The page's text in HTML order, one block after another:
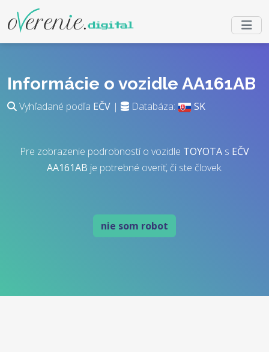
Informácie o vozidle AA161AB
Vyhľadané podľa EČV | Databáza: SK
Pre zobrazenie podrobností o vozidle TOYOTA s EČV
AA161AB je potrebné overiť, či ste človek.
nie som robot